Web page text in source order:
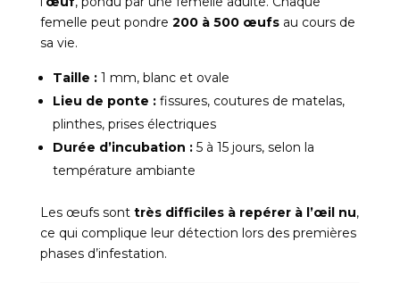
femelle peut pondre 200 à 500 œufsau cours de
sa vie.
Taille :1 mm, blanc et ovale
Lieu de ponte :fissures, coutures de matelas,
plinthes, prises électriques
Durée d’incubation :5 à 15 jours, selon la
température ambiante
Les œufs sont très difficiles à repérer à l’œil nu,
ce qui complique leur détection lors des premières
phases d’infestation.